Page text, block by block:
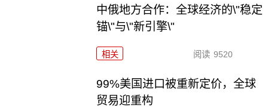
中俄地方合作：全球经济的\"稳定
锚\"与\"新引擎\"
相关 阅读 9520
99%美国进口被重新定价，全球
贸易迎重构